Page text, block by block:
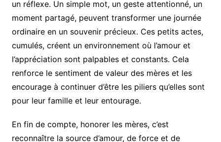
un réflexe. Un simple mot, un geste attentionné, un
moment partagé, peuvent transformer une journée
ordinaire en un souvenir précieux. Ces petits actes,
cumulés, créent un environnement où l’amour et
l’appréciation sont palpables et constants. Cela
renforce le sentiment de valeur des mères et les
encourage à continuer d’être les piliers qu’elles sont
pour leur famille et leur entourage.
En fin de compte, honorer les mères, c’est
reconnaître la source d’amour, de force et de